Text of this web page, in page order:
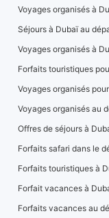
Voyages organisés à
Séjours à Dubaï au
Voyages organisés à
Forfaits touristiques
Voyages organisés
Voyages organisés au
Offres de séjours à
Forfaits safari dans le
Forfaits touristiques à
Forfait vacances à
Forfaits vacances au